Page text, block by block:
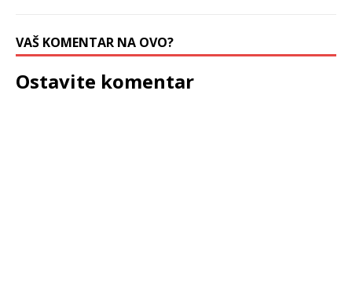
VAŠ KOMENTAR NA OVO?
Ostavite komentar